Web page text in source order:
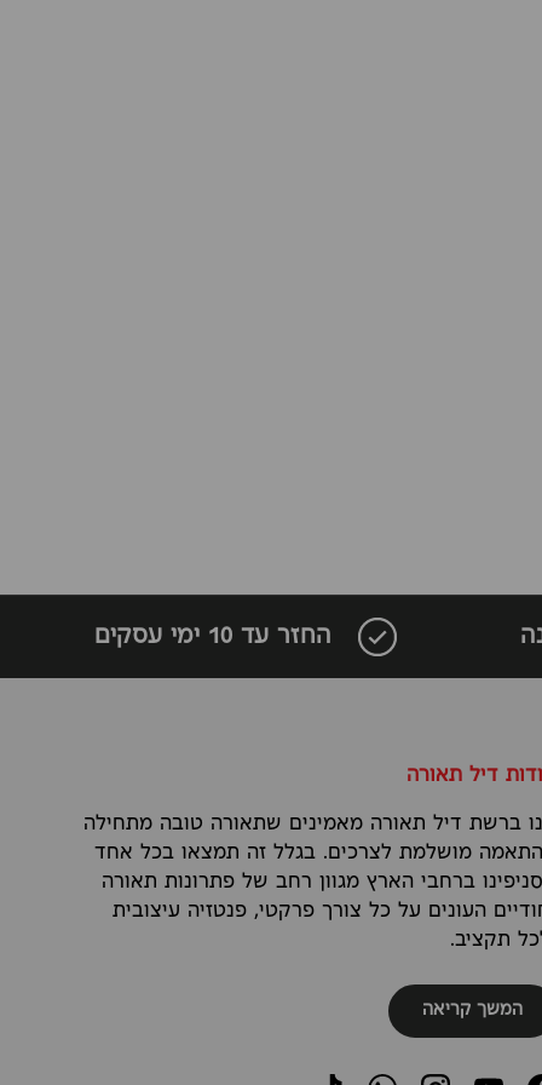
החזר עד 10 ימי עסקים
דיל תאורה
ברשת דיל תאורה מאמינים שתאורה טובה מתחילה
מושלמת לצרכים. בגלל זה תמצאו בכל אחד
ברחבי הארץ מגוון רחב של פתרונות תאורה
העונים על כל צורך פרקטי, פנטזיה עיצובית
תקציב.
המשך קריאה